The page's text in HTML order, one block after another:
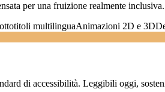
per una fruizione realmente
multilinguaAnimazioni 2D e 3D
di accessibilità. Leggibili oggi,